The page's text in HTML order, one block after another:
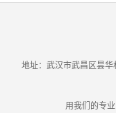
地址：武汉市武昌区昙
用我们的专